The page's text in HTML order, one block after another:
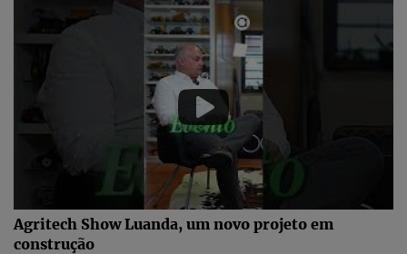
Agritech Show Luanda, um novo projeto em
construção